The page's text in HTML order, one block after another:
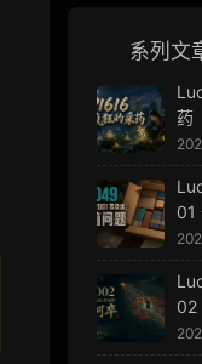
系列文
药
01
02